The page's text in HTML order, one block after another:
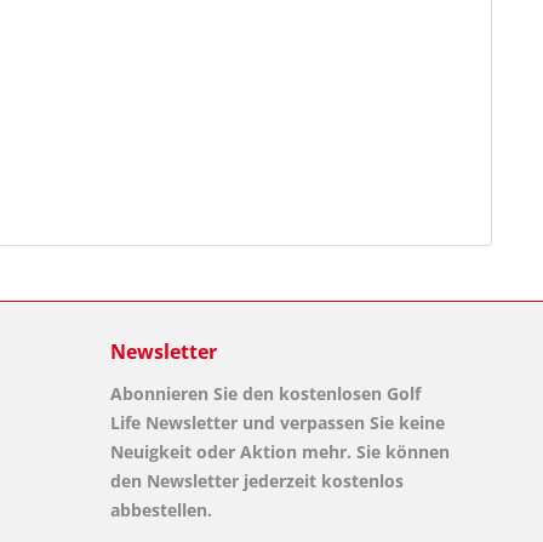
Newsletter
Abonnieren Sie den kostenlosen Golf
Life Newsletter und verpassen Sie keine
Neuigkeit oder Aktion mehr. Sie können
den Newsletter jederzeit kostenlos
abbestellen.